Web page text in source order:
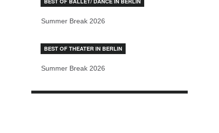
Summer Break 2026
BEST OF THEATER IN BERLIN
Summer Break 2026